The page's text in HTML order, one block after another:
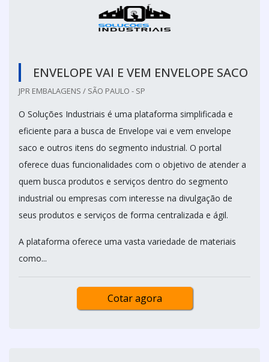
ENVELOPE VAI E VEM ENVELOPE SACO
JPR EMBALAGENS / SÃO PAULO - SP
O Soluções Industriais é uma plataforma simplificada e
eficiente para a busca de Envelope vai e vem envelope
saco e outros itens do segmento industrial. O portal
oferece duas funcionalidades com o objetivo de atender a
quem busca produtos e serviços dentro do segmento
industrial ou empresas com interesse na divulgação de
seus produtos e serviços de forma centralizada e ágil.
A plataforma oferece uma vasta variedade de materiais
como...
Cotar agora